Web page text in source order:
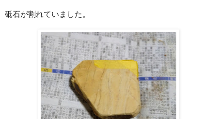
砥石が割れていました。